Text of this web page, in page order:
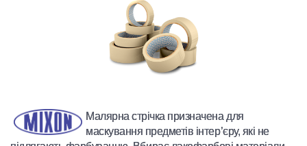
Малярна стрічка призначена для
маскування предметів інтер’єру, які не